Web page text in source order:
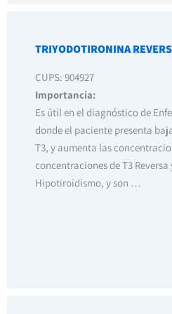
TRIYODOTIRONINA
CUPS: 904927
Importancia:
Es útil en el diagnóstico de
donde el paciente presenta
T3, y aumenta las
concentraciones de T3 Reversa
Hipotiroidismo, y son …